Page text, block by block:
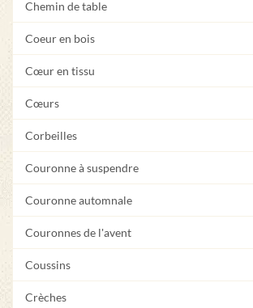
Chemin de table
Coeur en bois
Cœur en tissu
Cœurs
Corbeilles
Couronne à suspendre
Couronne automnale
Couronnes de l'avent
Coussins
Crèches